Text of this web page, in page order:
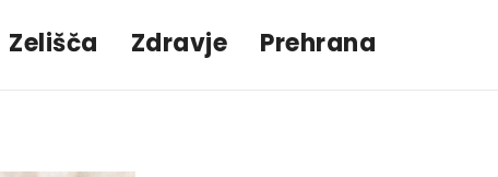
Zelišča Zdravje Prehrana